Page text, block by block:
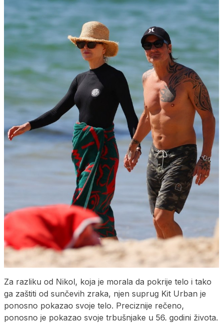
Za razliku od Nikol, koja je morala da pokrije telo i tako
ga zaštiti od sunčevih zraka, njen suprug Kit Urban je
ponosno pokazao svoje telo. Preciznije rečeno,
ponosno je pokazao svoje trbušnjake u 56. godini života.